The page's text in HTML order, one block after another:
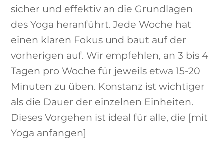
sicher und effektiv an die Grundlagen
des Yoga heranführt. Jede Woche hat
einen klaren Fokus und baut auf der
vorherigen auf. Wir empfehlen, an 3 bis 4
Tagen pro Woche für jeweils etwa 15-20
Minuten zu üben. Konstanz ist wichtiger
als die Dauer der einzelnen Einheiten.
Dieses Vorgehen ist ideal für alle, die [mit
Yoga anfangen]